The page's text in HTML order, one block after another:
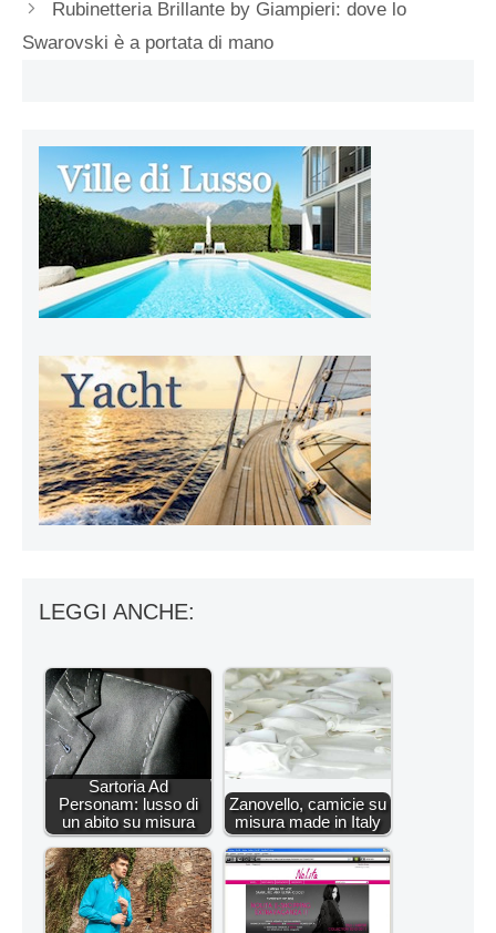
Rubinetteria Brillante by Giampieri: dove lo
Swarovski è a portata di mano
LEGGI ANCHE:
Sartoria Ad
Personam: lusso di
un abito su misura
Zanovello, camicie su
misura made in Italy